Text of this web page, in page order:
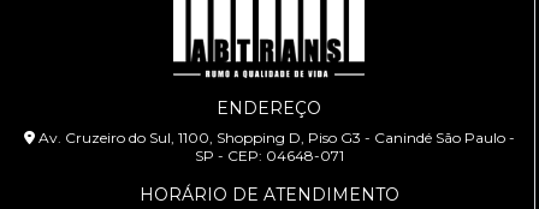
ENDEREÇO
Av. Cruzeiro do Sul, 1100, Shopping D, Piso G3 - Canindé São Paulo -
SP - CEP: 04648-071
HORÁRIO DE ATENDIMENTO